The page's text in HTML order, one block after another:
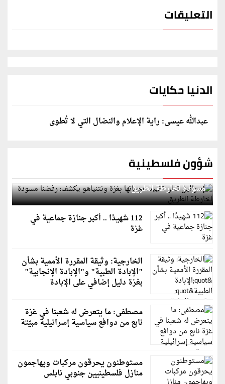
التعليقات
الدنيا حكايات
عبدالله عيسى: راية الإعلام والنضال التي لا تُطوى
شؤون فلسطينية
إسرائيل تعلن تقييد هجماتها بغزة ونتنياهو يكشف: رفضنا
مسودة لخارطة الطريق
112 شهيدًا .. أكبر جنازة جماعية في
غزة
الخارجية: وثيقة المقررة الأممية بشأن
"الإبادة الطبية" و"الإبادة الإنجابية"
بغزة دليل إضافي على الإبادة
مصطفى: ما يتعرض له شعبنا في غزة
نابع من دوافع سياسية إسرائيلية مبيّتة
مستوطنون يحرقون مركبات ويهاجمون
منازل فلسطينيين جنوبي نابلس